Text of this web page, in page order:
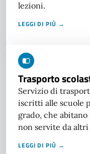
lezioni.
LEGGI DI PIÙ →
Trasporto
Servizio di
iscritti alle scuole
grado, che
non servite da
LEGGI DI PIÙ →